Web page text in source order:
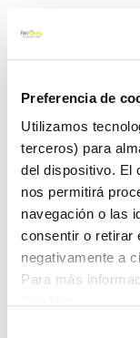
Preferencia de
Utilizamos
terceros) para
del dispositivo. El
nos permitirá
navegación o las
consentir o retirar
negativamente a
Para más
Click&Collect -
en nuestras